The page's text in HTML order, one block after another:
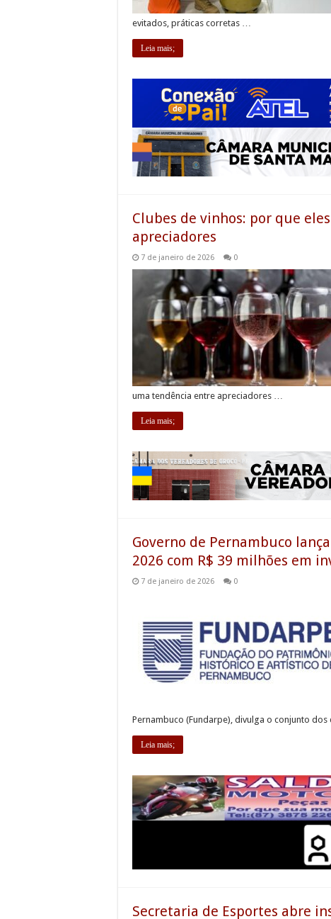
evitados, práticas corretas …
Leia mais;
Clubes de vinhos: por que
apreciadores
7 de janeiro de 2026 0
uma tendência entre apreciadores …
Leia mais;
Governo de Pernambuco
2026 com R$ 39 milhões em
7 de janeiro de 2026 0
Pernambuco (Fundarpe), divulga o conjunto dos
Leia mais;
Secretaria de Esportes abre